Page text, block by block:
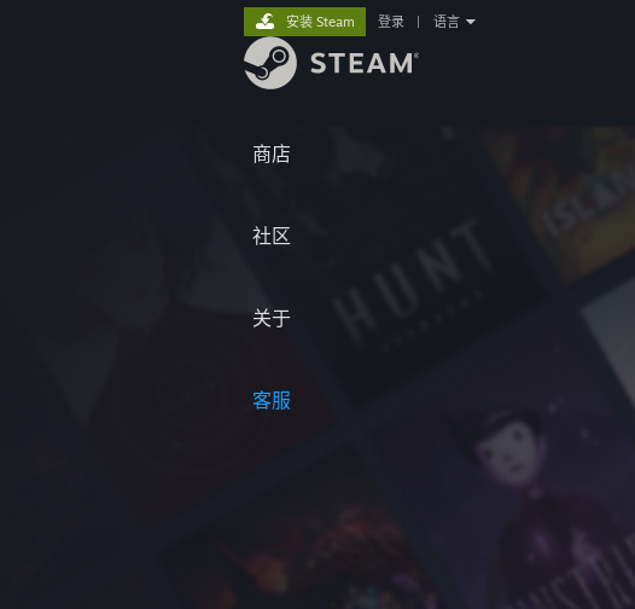
商店
社区
关于
客服
安装 Steam 登录 语言